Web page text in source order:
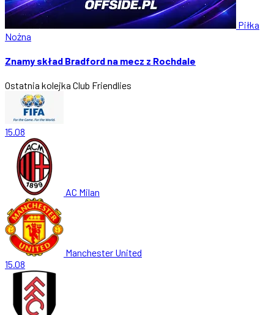
Piłka
Nożna
Znamy skład Bradford na mecz z Rochdale
Ostatnia kolejka Club Friendlies
15.08
AC Milan
Manchester United
15.08